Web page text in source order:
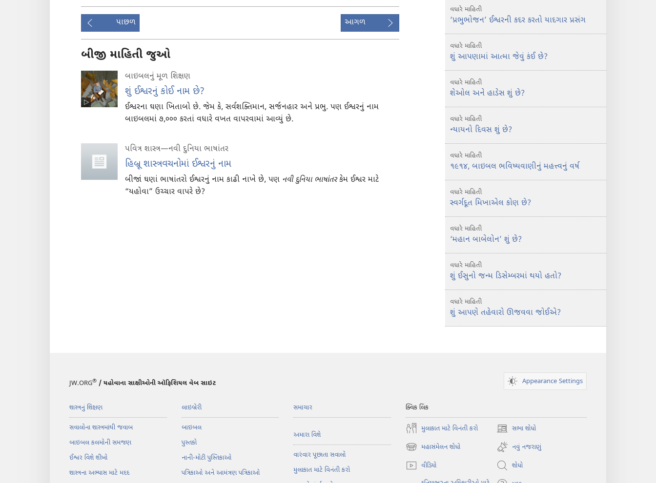
પાછળ આગળ
બીજી માહિતી જુઓ
બાઇબલનું મૂળ શિક્ષણ
શું ઈશ્વરનું કોઈ નામ છે?
ઈશ્વરના ઘણા ખિતાબો છે. જેમ કે, સર્વશક્તિમાન, સર્જનહાર અને પ્રભુ. પણ ઈશ્વરનું નામ
બાઇબલમાં ૭,૦૦૦ કરતાં વધારે વખત વાપરવામાં આવ્યું છે.
પવિત્ર શાસ્ત્ર—નવી દુનિયા ભાષાંતર
હિબ્રૂ શાસ્ત્રવચનોમાં ઈશ્વરનું નામ
બીજાં ઘણાં ભાષાંતરો ઈશ્વરનું નામ કાઢી નાખે છે, પણ નવી દુનિયા ભાષાંતરકેમ ઈશ્વર માટે
“યહોવા” ઉચ્ચાર વાપરે છે?
વધારે માહિતી
‘પ્રભુભોજન’ ઈશ્વરની કદર કરતો યાદગાર પ્રસંગ
વધારે માહિતી
શું આપણામાં આત્મા જેવું કંઈ છે?
વધારે માહિતી
શેઓલ અને હાડેસ શું છે?
વધારે માહિતી
ન્યાયનો દિવસ શું છે?
વધારે માહિતી
૧૯૧૪, બાઇબલ ભવિષ્યવાણીનું મહત્ત્વનું વર્ષ
વધારે માહિતી
સ્વર્ગદૂત મિખાએલ કોણ છે?
વધારે માહિતી
‘મહાન બાબેલોન’ શું છે?
વધારે માહિતી
શું ઈસુનો જન્મ ડિસેમ્બરમાં થયો હતો?
વધારે માહિતી
શું આપણે તહેવારો ઊજવવા જોઈએ?
JW.ORG® / યહોવાના સાક્ષીઓની ઑફિશિયલ વેબ સાઇટ Appearance Settings
શાસ્ત્રનું શિક્ષણ
સવાલોના શાસ્ત્રમાંથી જવાબ
બાઇબલ કલમોની સમજણ
ઈશ્વર વિશે શીખો
શાસ્ત્રના અભ્યાસ માટે મદદ
લાઇબ્રેરી
બાઇબલ
પુસ્તકો
નાની-મોટી પુસ્તિકાઓ
પત્રિકાઓ અને આમંત્રણ પત્રિકાઓ
સમાચાર
અમારા વિશે
વારંવાર પૂછાતા સવાલો
મુલાકાત માટે વિનંતી કરો
ક્વિક લિંક
મુલાકાત માટે વિનંતી કરો સભા શોધો
(opens
new
window)
મહાસંમેલન શોધો
(opens
new
નવું નજરાણું
વીડિયો શોધો